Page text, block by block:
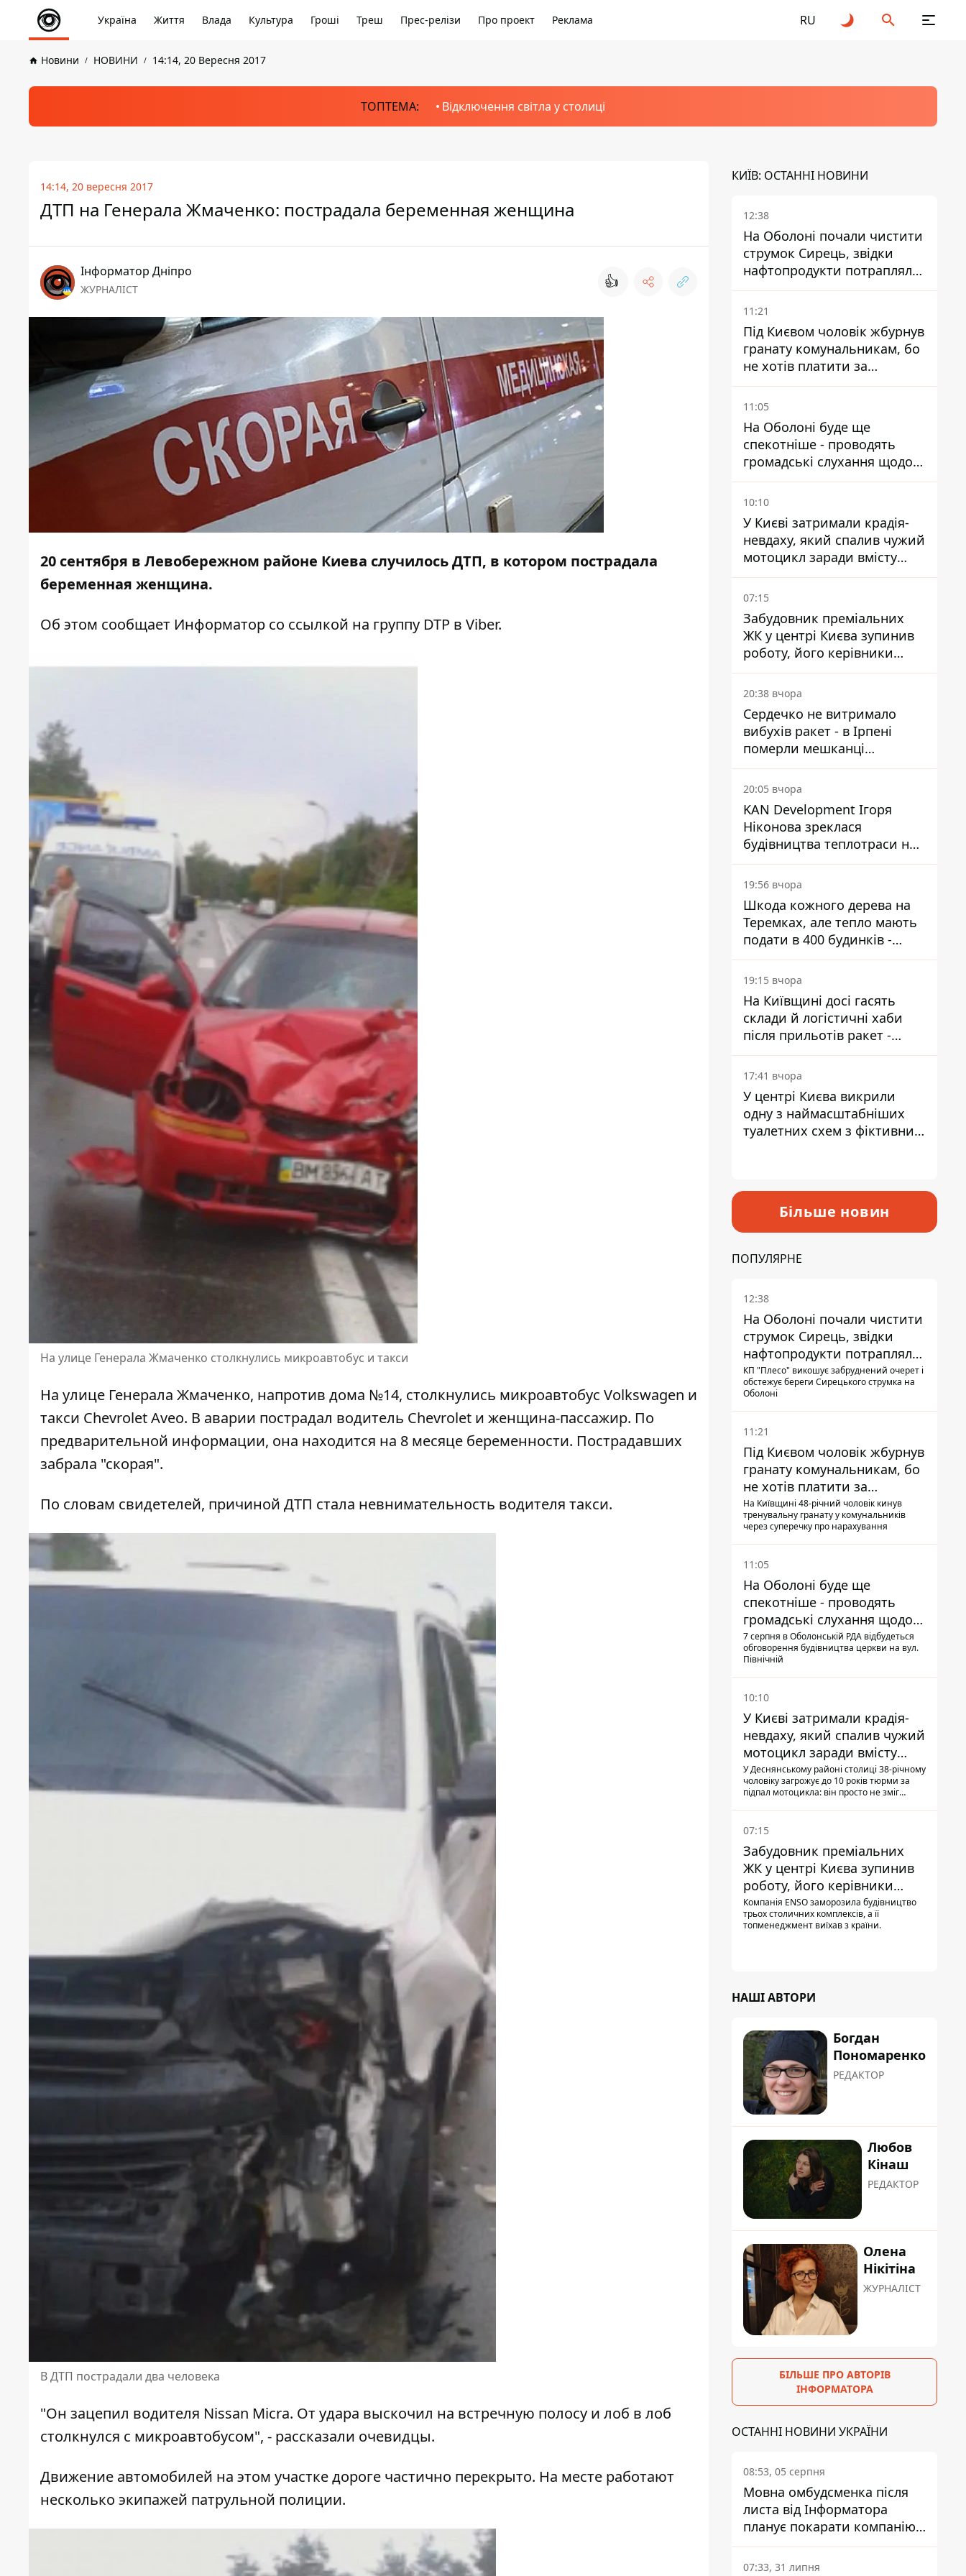
Україна Життя Влада Культура Гроші Треш Прес-релізи Про проект Реклама RU
Новини НОВИНИ 14:14, 20 Вересня 2017
ТОПТЕМА: Відключення світла у столиці
14:14, 20 вересня 2017
ДТП на Генерала Жмаченко: пострадала беременная женщина
Інформатор Дніпро
ЖУРНАЛІСТ 👍
20 сентября в Левобережном районе Киева случилось ДТП, в котором пострадала
беременная женщина.
Об этом сообщает Информатор со ссылкой на группу DTP в Viber.
На улице Генерала Жмаченко столкнулись микроавтобус и такси
На улице Генерала Жмаченко, напротив дома №14, столкнулись микроавтобус Volkswagen и
такси Chevrolet Aveo. В аварии пострадал водитель Chevrolet и женщина-пассажир. По
предварительной информации, она находится на 8 месяце беременности. Пострадавших
забрала "скорая".
По словам свидетелей, причиной ДТП стала невнимательность водителя такси.
В ДТП пострадали два человека
"Он зацепил водителя Nissan Micra. От удара выскочил на встречную полосу и лоб в лоб
столкнулся с микроавтобусом", - рассказали очевидцы.
Движение автомобилей на этом участке дороге частично перекрыто. На месте работают
несколько экипажей патрульной полиции.
КИЇВ: ОСТАННІ НОВИНИ
12:38
На Оболоні почали чистити
струмок Сирець, звідки
нафтопродукти потрапляли
до озер
11:21
Під Києвом чоловік жбурнув
гранату комунальникам, бо
не хотів платити за
квитанціями
11:05
На Оболоні буде ще
спекотніше - проводять
громадські слухання щодо
храму УГКЦ на Північній
10:10
У Києві затримали крадія-
невдаху, який спалив чужий
мотоцикл заради вмісту
багажника
07:15
Забудовник преміальних
ЖК у центрі Києва зупинив
роботу, його керівники
втекли з України - Bihus.info
20:38 вчора
Сердечко не витримало
вибухів ракет - в Ірпені
померли мешканці
притулку для собак з
інвалідністю
20:05 вчора
KAN Development Ігоря
Ніконова зреклася
будівництва теплотраси на
Теремках
19:56 вчора
Шкода кожного дерева на
Теремках, але тепло мають
подати в 400 будинків -
депутатка Київради
19:15 вчора
На Київщині досі гасять
склади й логістичні хаби
після прильотів ракет -
ДСНС
17:41 вчора
У центрі Києва викрили
одну з наймасштабніших
туалетних схем з фіктивним
Більше новин
ПОПУЛЯРНЕ
12:38
На Оболоні почали чистити
струмок Сирець, звідки
нафтопродукти потрапляли
до озер
КП "Плесо" викошує забруднений очерет і
обстежує береги Сирецького струмка на
Оболоні
11:21
Під Києвом чоловік жбурнув
гранату комунальникам, бо
не хотів платити за
квитанціями
На Київщині 48-річний чоловік кинув
тренувальну гранату у комунальників
через суперечку про нарахування
11:05
На Оболоні буде ще
спекотніше - проводять
громадські слухання щодо
храму УГКЦ на Північній
7 серпня в Оболонській РДА відбудеться
обговорення будівництва церкви на вул.
Північній
10:10
У Києві затримали крадія-
невдаху, який спалив чужий
мотоцикл заради вмісту
багажника
У Деснянському районі столиці 38-річному
чоловіку загрожує до 10 років тюрми за
підпал мотоцикла: він просто не зміг
07:15
Забудовник преміальних
ЖК у центрі Києва зупинив
роботу, його керівники
втекли з України - Bihus.info
Компанія ENSO заморозила будівництво
трьох столичних комплексів, а її
топменеджмент виїхав з країни.
НАШІ АВТОРИ
Богдан
Пономаренко
РЕДАКТОР
Любов
Кінаш
РЕДАКТОР
Олена
Нікітіна
ЖУРНАЛІСТ
БІЛЬШЕ ПРО АВТОРІВ
ІНФОРМАТОРА
ОСТАННІ НОВИНИ УКРАЇНИ
08:53, 05 серпня
Мовна омбудсменка після
листа від Інформатора
планує покарати компанію-
підрядника ПриватБанку
07:33, 31 липня